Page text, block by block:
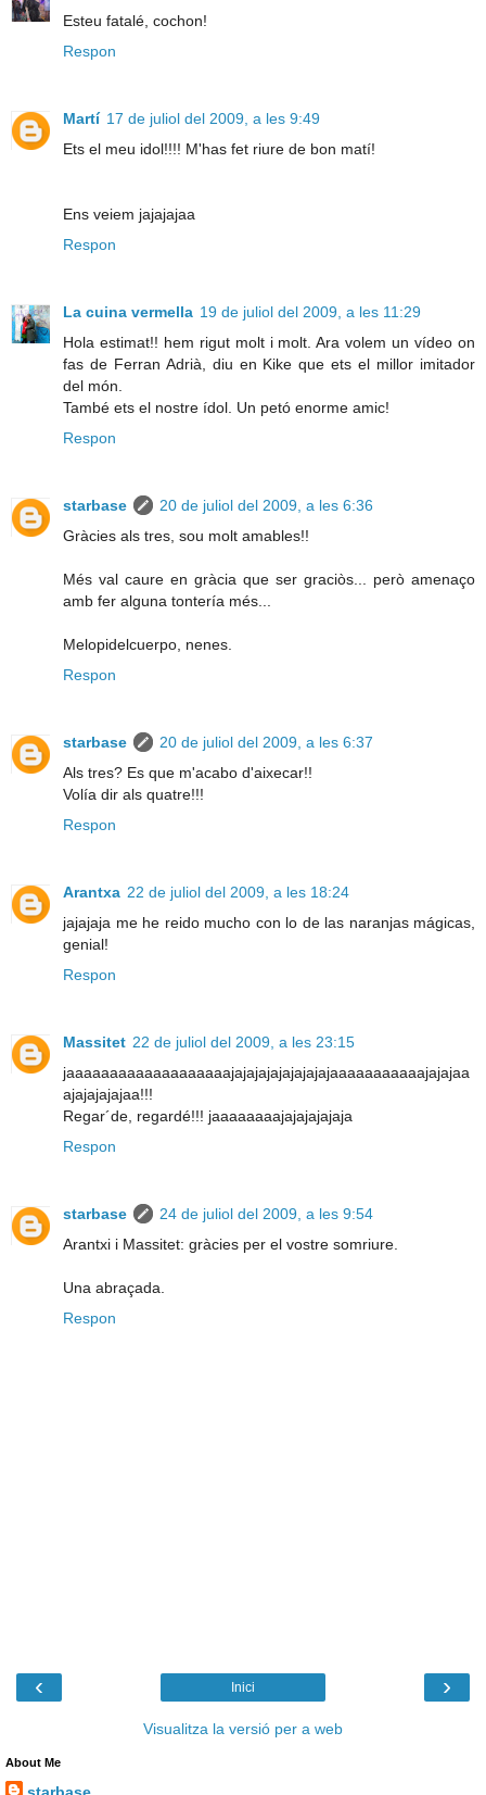
Esteu fatalé, cochon!
Respon
Martí 17 de juliol del 2009, a les 9:49
Ets el meu idol!!!! M'has fet riure de bon matí!
Ens veiem jajajajaa
Respon
La cuina vermella 19 de juliol del 2009, a les 11:29
Hola estimat!! hem rigut molt i molt. Ara volem un vídeo on
fas de Ferran Adrià, diu en Kike que ets el millor imitador
del món.
També ets el nostre ídol. Un petó enorme amic!
Respon
starbase
20 de juliol del 2009, a les 6:36
Gràcies als tres, sou molt amables!!
Més val caure en gràcia que ser graciòs... però amenaço
amb fer alguna tontería més...
Melopidelcuerpo, nenes.
Respon
starbase
20 de juliol del 2009, a les 6:37
Als tres? Es que m'acabo d'aixecar!!
Volía dir als quatre!!!
Respon
Arantxa 22 de juliol del 2009, a les 18:24
jajajaja me he reido mucho con lo de las naranjas mágicas,
genial!
Respon
Massitet 22 de juliol del 2009, a les 23:15
jaaaaaaaaaaaaaaaaaaajajajajajajajajajaaaaaaaaaaajajajaa
ajajajajajaa!!!
Regar´de, regardé!!! jaaaaaaaajajajajajaja
Respon
starbase
24 de juliol del 2009, a les 9:54
Arantxi i Massitet: gràcies per el vostre somriure.
Una abraçada.
Respon
‹ ›
Inici
Visualitza la versió per a web
About Me